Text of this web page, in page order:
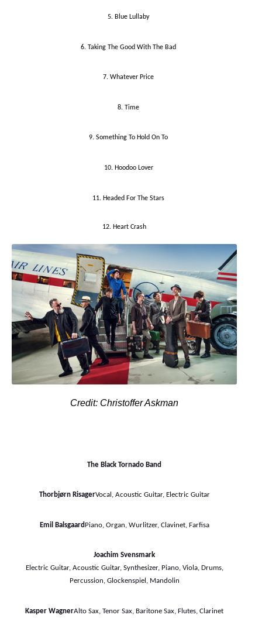
5. Blue Lullaby
6. Taking The Good With The Bad
7. Whatever Price
8. Time
9. Something To Hold On To
10. Hoodoo Lover
11. Headed For The Stars
12. Heart Crash
Credit: Christoffer Askman
The Black Tornado Band
Thorbjørn RisagerVocal, Acoustic Guitar, Electric Guitar
Emil Balsgaard Piano, Organ, Wurlitzer, Clavinet, Farfisa
Joachim Svensmark
Electric Guitar, Acoustic Guitar, Synthesizer, Piano, Viola, Drums,
Percussion, Glockenspiel, Mandolin
Kasper WagnerAlto Sax, Tenor Sax, Baritone Sax, Flutes, Clarinet